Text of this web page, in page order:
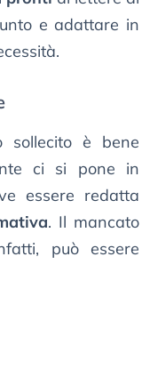
e adattare in
sollecito è bene
ci si pone in
essere redatta
. Il mancato
può essere